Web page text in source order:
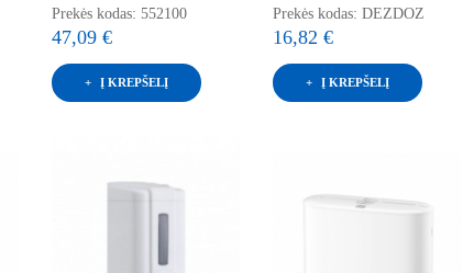
Prekės kodas: 552100
47,09 €
Į KREPŠELĮ
Prekės kodas: DEZDOZ
16,82 €
Į KREPŠELĮ